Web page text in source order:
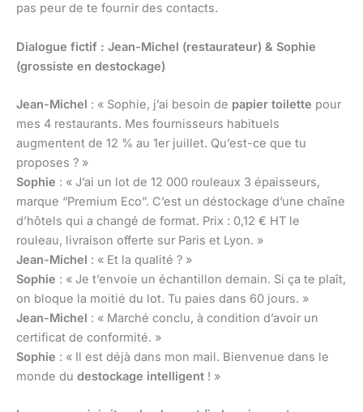
pas peur de te fournir des contacts.
Dialogue fictif : Jean-Michel (restaurateur) & Sophie
(grossiste en destockage)
Jean-Michel : « Sophie, j’ai besoin de papier toilette pour
mes 4 restaurants. Mes fournisseurs habituels
augmentent de 12 % au 1er juillet. Qu’est-ce que tu
proposes ? »
Sophie : « J’ai un lot de 12 000 rouleaux 3 épaisseurs,
marque “Premium Eco”. C’est un déstockage d’une chaîne
d’hôtels qui a changé de format. Prix : 0,12 € HT le
rouleau, livraison offerte sur Paris et Lyon. »
Jean-Michel : « Et la qualité ? »
Sophie : « Je t’envoie un échantillon demain. Si ça te plaît,
on bloque la moitié du lot. Tu paies dans 60 jours. »
Jean-Michel : « Marché conclu, à condition d’avoir un
certificat de conformité. »
Sophie : « Il est déjà dans mon mail. Bienvenue dans le
monde du destockage intelligent ! »